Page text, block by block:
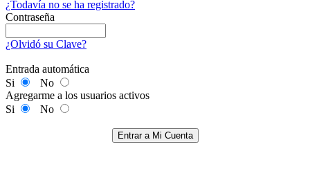
¿Todavía no se ha registrado?
Contraseña
¿Olvidó su Clave?
Entrada automática
Si
No
Agregarme a los usuarios activos
Si
No
Entrar a Mi Cuenta